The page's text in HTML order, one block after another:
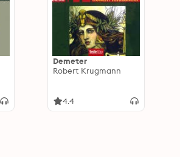
Demeter
Robert Krugmann
4.4